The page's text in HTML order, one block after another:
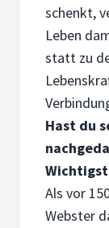
schenkt,
Leben
statt zu
Hast du
Als vor
Webster